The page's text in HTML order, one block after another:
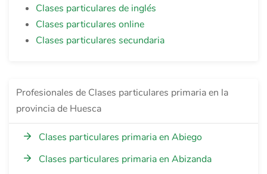
Clases particulares de inglés
Clases particulares online
Clases particulares secundaria
Profesionales de Clases particulares primaria en la
provincia de Huesca
Clases particulares primaria en Abiego
Clases particulares primaria en Abizanda